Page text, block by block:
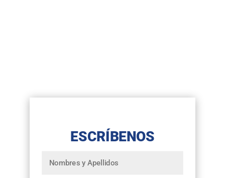
ESCRÍBENOS